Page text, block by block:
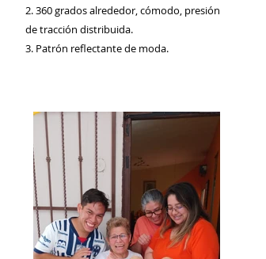
2. 360 grados alrededor, cómodo, presión
de tracción distribuida.
3. Patrón reflectante de moda.